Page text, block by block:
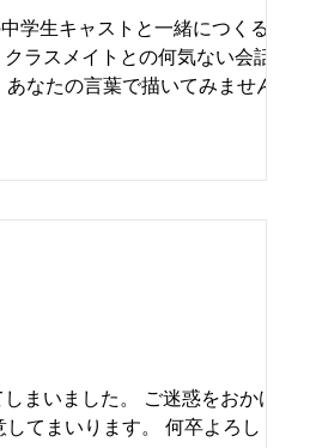
学生キャストと一緒につくる新作
なたの言葉で描いてみませんか？
まいました。 ご迷惑をおかけしま
てまいります。 何卒よろしくお願